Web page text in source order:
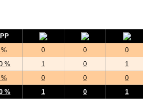
0 0 0
% 1 0 1
0 0 0
% 1 0 1